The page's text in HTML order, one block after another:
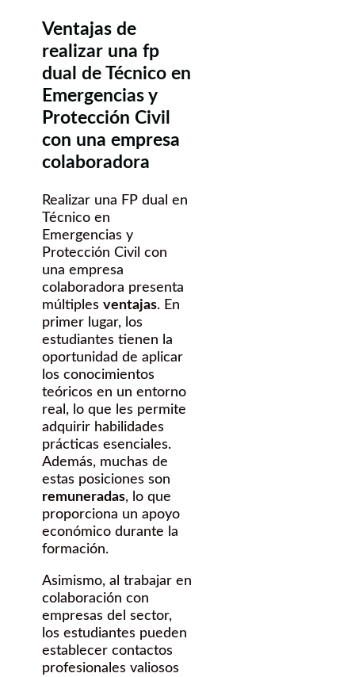
Ventajas de
realizar una fp
dual de Técnico en
Emergencias y
Protección Civil
con una empresa
colaboradora
Realizar una FP dual en
Técnico en
Emergencias y
Protección Civil con
una empresa
colaboradora presenta
múltiples ventajas. En
primer lugar, los
estudiantes tienen la
oportunidad de aplicar
los conocimientos
teóricos en un entorno
real, lo que les permite
adquirir habilidades
prácticas esenciales.
Además, muchas de
estas posiciones son
remuneradas, lo que
proporciona un apoyo
económico durante la
formación.
Asimismo, al trabajar en
colaboración con
empresas del sector,
los estudiantes pueden
establecer contactos
profesionales valiosos